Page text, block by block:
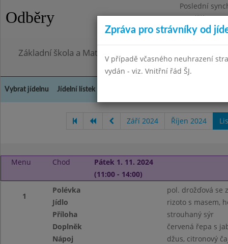
Odběry
Poslední
Pondělí
Omezení
Základní škola a Mateřská škola, Praha 4, Ohradní 49
Vybrat jídelnu Jídelní lístek
Září 2024 Říjen 2024
Menu Chod
Pátek 1. 11. 2024
(11:00 - 14:00)
1
Polévka
pol. drožďová se
Jídlo
rizoto s masem,
Příloha
strouhaný sýr
Doplněk
červená řepa s
Nápoj
džus, citronový
Zpráva pro strávníky od
V případě včasného neuhrazení
vydán - viz. Vnitřní řád ŠJ.